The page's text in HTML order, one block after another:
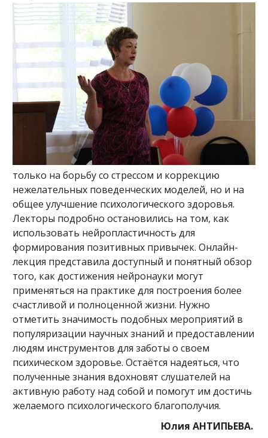
только на борьбу со стрессом и коррекцию
нежелательных поведенческих моделей, но и на
общее улучшение психологического здоровья.
Лекторы подробно остановились на том, как
использовать нейропластичность для
формирования позитивных привычек. Онлайн-
лекция представила доступный и понятный обзор
того, как достижения нейронауки могут
применяться на практике для построения более
счастливой и полноценной жизни. Нужно
отметить значимость подобных мероприятий в
популяризации научных знаний и предоставлении
людям инструментов для заботы о своем
психическом здоровье. Остаётся надеяться, что
полученные знания вдохновят слушателей на
активную работу над собой и помогут им достичь
желаемого психологического благополучия.
Юлия АНТИПЬЕВА.